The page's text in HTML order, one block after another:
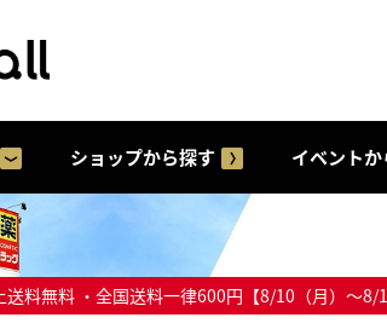
ショップから探す イベント
料無料 ・全国送料一律600円【8/10（月）～